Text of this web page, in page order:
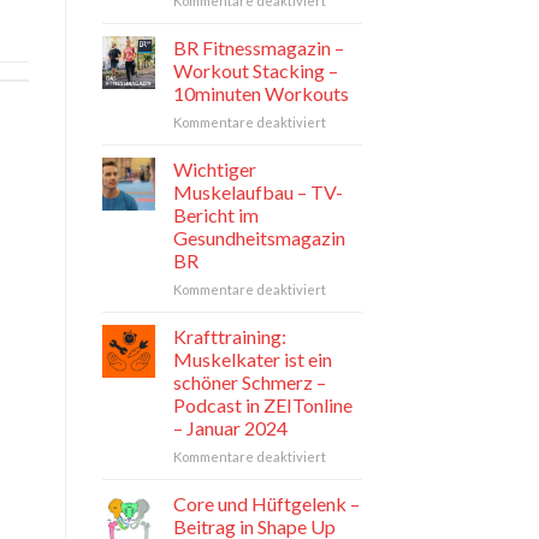
mobil.
Fachzeitschrift
für
2024
BR Fitnessmagazin –
Workout Stacking –
10minuten Workouts
Kommentare deaktiviertfür
Workout
–
Workouts
Wichtiger
Muskelaufbau – TV-
Bericht im
Gesundheitsmagazin
BR
Kommentare deaktiviertfür
TV-
Bericht
im
BR
Krafttraining:
Muskelkater ist ein
schöner Schmerz –
Podcast in ZEITonline
– Januar 2024
Kommentare deaktiviertfür
Muskelkater
ist
Core und Hüftgelenk –
Beitrag in Shape Up